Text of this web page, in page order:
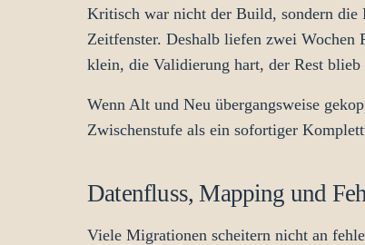
Kritisch war nicht der Build, sondern die
Zeitfenster. Deshalb liefen zwei Wochen
klein, die Validierung hart, der Rest blieb
Wenn Alt und Neu übergangsweise
Zwischenstufe als ein sofortiger
Datenfluss, Mapping und
Viele Migrationen scheitern nicht an